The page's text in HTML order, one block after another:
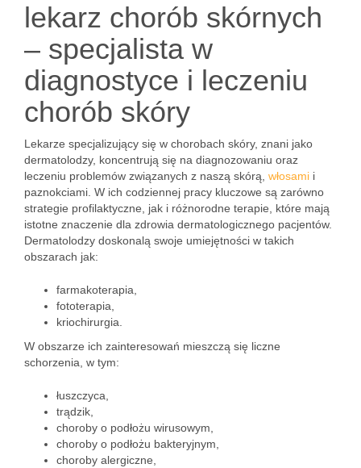
lekarz chorób skórnych
– specjalista w
diagnostyce i leczeniu
chorób skóry
Lekarze specjalizujący się w chorobach skóry, znani jako
dermatolodzy, koncentrują się na diagnozowaniu oraz
leczeniu problemów związanych z naszą skórą, włosami i
paznokciami. W ich codziennej pracy kluczowe są zarówno
strategie profilaktyczne, jak i różnorodne terapie, które mają
istotne znaczenie dla zdrowia dermatologicznego pacjentów.
Dermatolodzy doskonalą swoje umiejętności w takich
obszarach jak:
farmakoterapia,
fototerapia,
kriochirurgia.
W obszarze ich zainteresowań mieszczą się liczne
schorzenia, w tym:
łuszczyca,
trądzik,
choroby o podłożu wirusowym,
choroby o podłożu bakteryjnym,
choroby alergiczne,